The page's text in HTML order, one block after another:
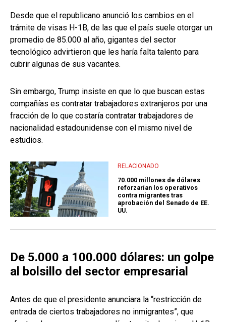
Desde que el republicano anunció los cambios en el
trámite de visas H-1B, de las que el país suele otorgar un
promedio de 85.000 al año, gigantes del sector
tecnológico advirtieron que les haría falta talento para
cubrir algunas de sus vacantes.
Sin embargo, Trump insiste en que lo que buscan estas
compañías es contratar trabajadores extranjeros por una
fracción de lo que costaría contratar trabajadores de
nacionalidad estadounidense con el mismo nivel de
estudios.
RELACIONADO
70.000 millones de dólares
reforzarían los operativos
contra migrantes tras
aprobación del Senado de EE.
UU.
De 5.000 a 100.000 dólares: un golpe
al bolsillo del sector empresarial
Antes de que el presidente anunciara la “restricción de
entrada de ciertos trabajadores no inmigrantes”, que